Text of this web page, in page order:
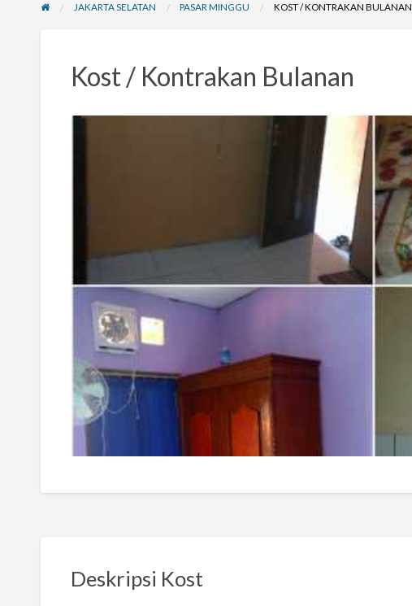
JAKARTA SELATAN PASAR MINGGU KOST / KONTRAKAN BULANAN
Kost / Kontrakan Bulanan
Deskripsi Kost